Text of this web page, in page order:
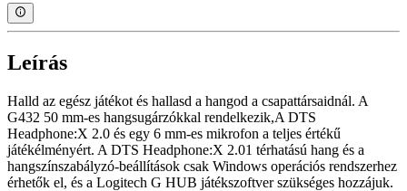
Leírás
Halld az egész játékot és hallasd a hangod a csapattársaidnál. A
G432 50 mm-es hangsugárzókkal rendelkezik,A DTS
Headphone:X 2.0 és egy 6 mm-es mikrofon a teljes értékű
játékélményért. A DTS Headphone:X 2.01 térhatású hang és a
hangszínszabályzó-beállítások csak Windows operációs rendszerhez
érhetők el, és a Logitech G HUB játékszoftver szükséges hozzájuk.